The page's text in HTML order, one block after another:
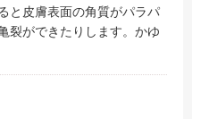
と皮膚表面の角質がパラパ
裂ができたりします。かゆ